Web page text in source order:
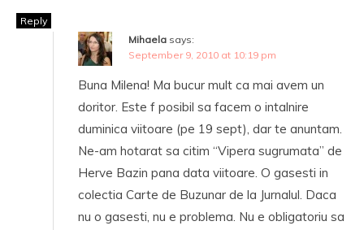
Reply
Mihaela says:
September 9, 2010 at 10:19 pm
Buna Milena! Ma bucur mult ca mai avem un
doritor. Este f posibil sa facem o intalnire
duminica viitoare (pe 19 sept), dar te anuntam.
Ne-am hotarat sa citim “Vipera sugrumata” de
Herve Bazin pana data viitoare. O gasesti in
colectia Carte de Buzunar de la Jurnalul. Daca
nu o gasesti, nu e problema. Nu e obligatoriu sa